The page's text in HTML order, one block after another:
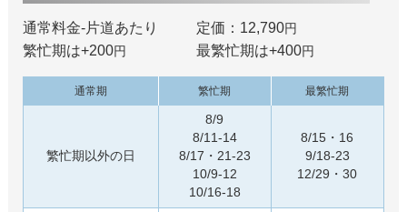
通常料金-片道あたり 定価：12,790円
繁忙期は+200円 最繁忙期は+400円
通常期 繁忙期 最繁忙期
繁忙期以外の日
8/9
8/11-14
8/17・21-23
10/9-12
10/16-18
8/15・16
9/18-23
12/29・30